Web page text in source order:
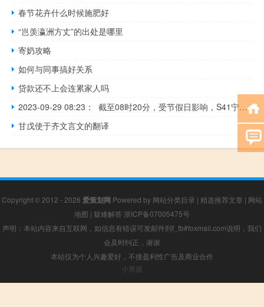
春节花卉什么时候施肥好
“岂羡瀛洲方丈”的出处是哪里
寄奶攻略
如何与同事搞好关系
贷款还不上会连累家人吗
2023-09-29 08:23： 截至08时20分，受节假日影响，S41宁定高速宁安段K76-K79（禾丰枢纽至于都东收费站区间、往南昌方向）因路面车流量大，请过往车辆减速慢行，注意安全。​​​
甘戊使于齐文言文的翻译
Copyright © 2012 - 2026 爱策划网 Powered by 网站分类目录 | 精选推荐文章 | 网站
地图 | 疑难解答 浙ICP备07005475号
声明：本站内容来自互联网，如信息有错误可发邮件到f_fb#foxmail.com说明，我们
会及时纠正，谢谢
本站仅为个人兴趣爱好，不接盈利性广告及商业合作
小男孩